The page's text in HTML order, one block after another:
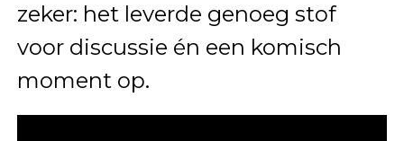
zeker: het leverde genoeg stof
voor discussie én een komisch
moment op.